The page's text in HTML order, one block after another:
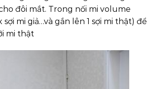
đôi mắt. Trong nối mi volume
mi giả…và gắn lên 1 sợi mi thật) để
mi thật